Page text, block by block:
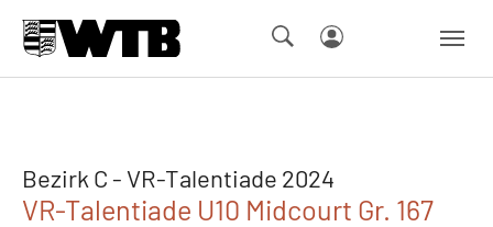
Bezirk C - VR-Talentiade 2024
VR-Talentiade U10 Midcourt Gr. 167